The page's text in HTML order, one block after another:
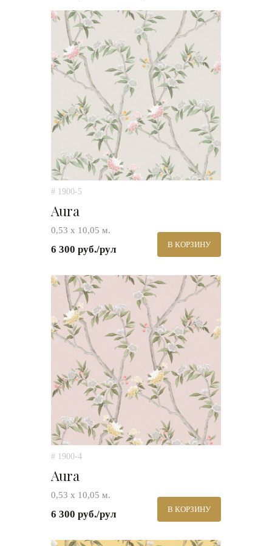
# 1900-5
Aura
0,53 х 10,05 м.
6 300 руб./рул В КОРЗИНУ
# 1900-4
Aura
0,53 х 10,05 м.
6 300 руб./рул В КОРЗИНУ